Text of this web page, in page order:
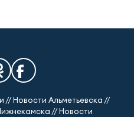
// Новости Альметьевска //
// Новости